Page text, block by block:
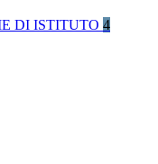
DI ISTITUTO 4